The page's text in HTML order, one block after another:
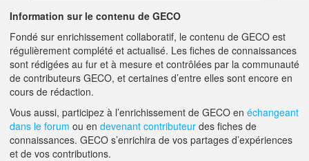
Aucun résultat
A PROPOS DE GECO AIDE
F.A.Q. NOUS CONTACTER
Information sur le contenu de GECO
Fondé sur enrichissement collaboratif, le contenu de GECO est
régulièrement complété et actualisé. Les fiches de connaissances
sont rédigées au fur et à mesure et contrôlées par la communauté
de contributeurs GECO, et certaines d’entre elles sont encore en
cours de rédaction.
Vous aussi, participez à l’enrichissement de GECO en échangeant
dans le forum ou en devenant contributeur des fiches de
connaissances. GECO s’enrichira de vos partages d’expériences
et de vos contributions.